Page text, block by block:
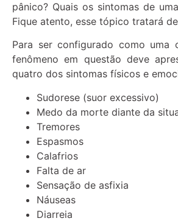
pânico? Quais os sintomas de
Fique atento, esse tópico tratará
Para ser configurado como uma
fenômeno em questão deve
quatro dos sintomas físicos e
Sudorese (suor excessivo)
Medo da morte diante da
Tremores
Espasmos
Calafrios
Falta de ar
Sensação de asfixia
Náuseas
Diarreia